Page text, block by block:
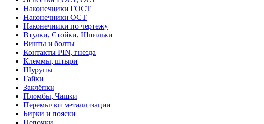
Наконечники ГОСТ
Наконечники ОСТ
Наконечники по чертежу
Втулки, Стойки, Шпильки
Винты и болты
Контакты PIN, гнезда
Клеммы, штыри
Шурупы
Гайки
Заклёпки
Пломбы, Чашки
Перемычки металлизации
Бирки и пояски
Цепочки